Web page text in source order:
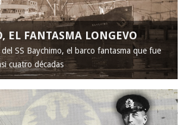
EL FANTASMA LONGEVO
SS Baychimo, el barco fantasma que fue
cuatro décadas